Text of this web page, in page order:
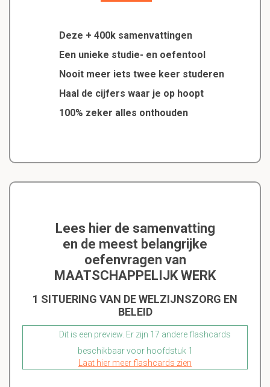
Deze + 400k samenvattingen
Een unieke studie- en oefentool
Nooit meer iets twee keer studeren
Haal de cijfers waar je op hoopt
100% zeker alles onthouden
Lees hier de samenvatting
en de meest belangrijke
oefenvragen van
MAATSCHAPPELIJK WERK
1 SITUERING VAN DE WELZIJNSZORG EN
BELEID
Dit is een preview. Er zijn 17 andere flashcards
beschikbaar voor hoofdstuk 1
Laat hier meer flashcards zien